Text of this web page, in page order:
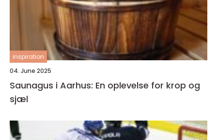
inspiration
04. June 2025
Saunagus i Aarhus: En oplevelse for krop og
sjæl